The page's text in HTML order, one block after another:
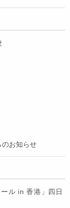
のお知らせ
ル in 香港」四日